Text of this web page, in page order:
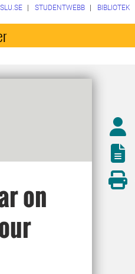
SLU.SE STUDENTWEBB BIBLIOTEK
on